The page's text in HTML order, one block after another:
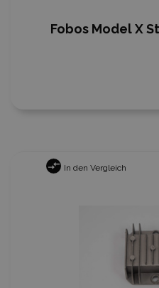
Fobos Model X
In den Vergleich